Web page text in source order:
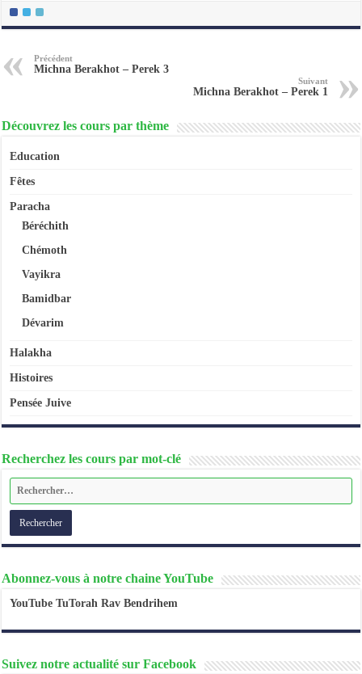
Précédent
Michna Berakhot – Perek 3
Suivant
Michna Berakhot – Perek 1
Découvrez les cours par thème
Education
Fêtes
Paracha
Béréchith
Chémoth
Vayikra
Bamidbar
Dévarim
Halakha
Histoires
Pensée Juive
Recherchez les cours par mot-clé
Abonnez-vous à notre chaine YouTube
YouTube TuTorah Rav Bendrihem
Suivez notre actualité sur Facebook